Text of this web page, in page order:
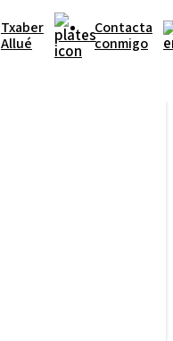
Txaber
Allué
Contacta
conmigo